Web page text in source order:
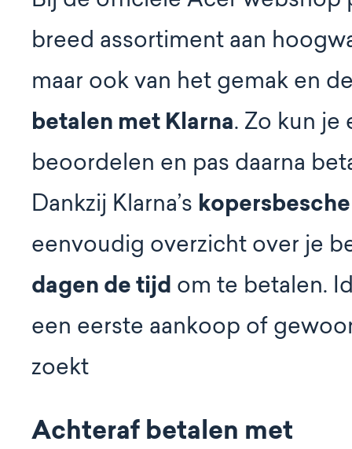
breed assortiment aan
maar ook van het gemak en
betalen met Klarna. Zo kun
beoordelen en pas daarna
Dankzij Klarna’s
eenvoudig overzicht over je
dagen de tijd om te betalen.
een eerste aankoop of
zoekt
Achteraf betalen met